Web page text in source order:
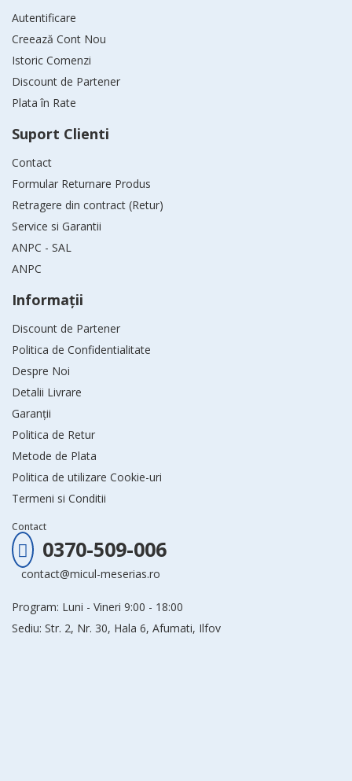
Autentificare
Creează Cont Nou
Istoric Comenzi
Discount de Partener
Plata în Rate
Suport Clienti
Contact
Formular Returnare Produs
Retragere din contract (Retur)
Service si Garantii
ANPC - SAL
ANPC
Informaţii
Discount de Partener
Politica de Confidentialitate
Despre Noi
Detalii Livrare
Garanții
Politica de Retur
Metode de Plata
Politica de utilizare Cookie-uri
Termeni si Conditii
Contact
0370-509-006
contact@micul-meserias.ro
Program: Luni - Vineri 9:00 - 18:00
Sediu: Str. 2, Nr. 30, Hala 6, Afumati, Ilfov